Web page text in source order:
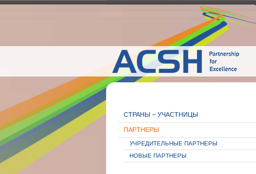
СТРАНЫ – УЧАСТНИЦЫ
ПАРТНЕРЫ
УЧРЕДИТЕЛЬНЫЕ ПАРТНЕРЫ
НОВЫЕ ПАРТНЕРЫ